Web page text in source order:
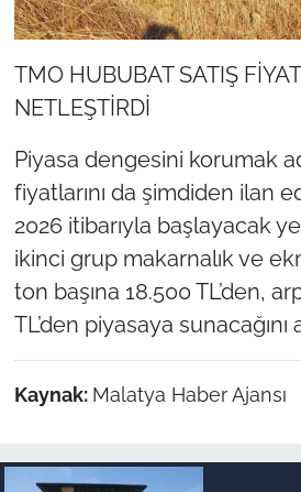
TMO HUBUBAT SATIŞ
NETLEŞTİRDİ
Piyasa dengesini korumak
fiyatlarını da şimdiden ilan
2026 itibarıyla başlayacak
ikinci grup makarnalık ve
ton başına 18.500 TL’den,
TL’den piyasaya sunacağını
Kaynak: Malatya Haber Ajansı